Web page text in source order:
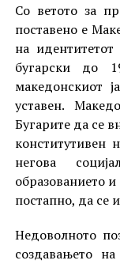
Со ветото за
поставено е
на
бугарски до
македонскиот
уставен.
Бугарите да се
конститутивен
негова
образованието
постапно, да се
Недоволното
создавањето